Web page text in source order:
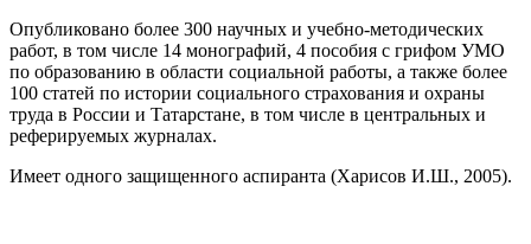
Опубликовано более 300 научных и учебно-методических
работ, в том числе 14 монографий, 4 пособия с грифом УМО
по образованию в области социальной работы, а также более
100 статей по истории социального страхования и охраны
труда в России и Татарстане, в том числе в центральных и
реферируемых журналах.
Имеет одного защищенного аспиранта (Харисов И.Ш., 2005).